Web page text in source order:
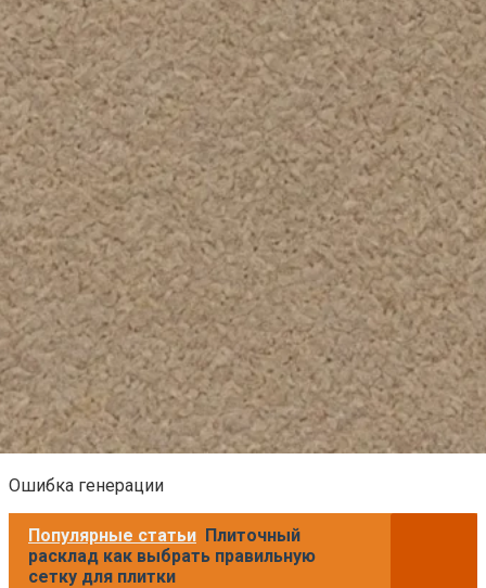
Ошибка генерации
Популярные статьи Плиточный
расклад как выбрать правильную
сетку для плитки